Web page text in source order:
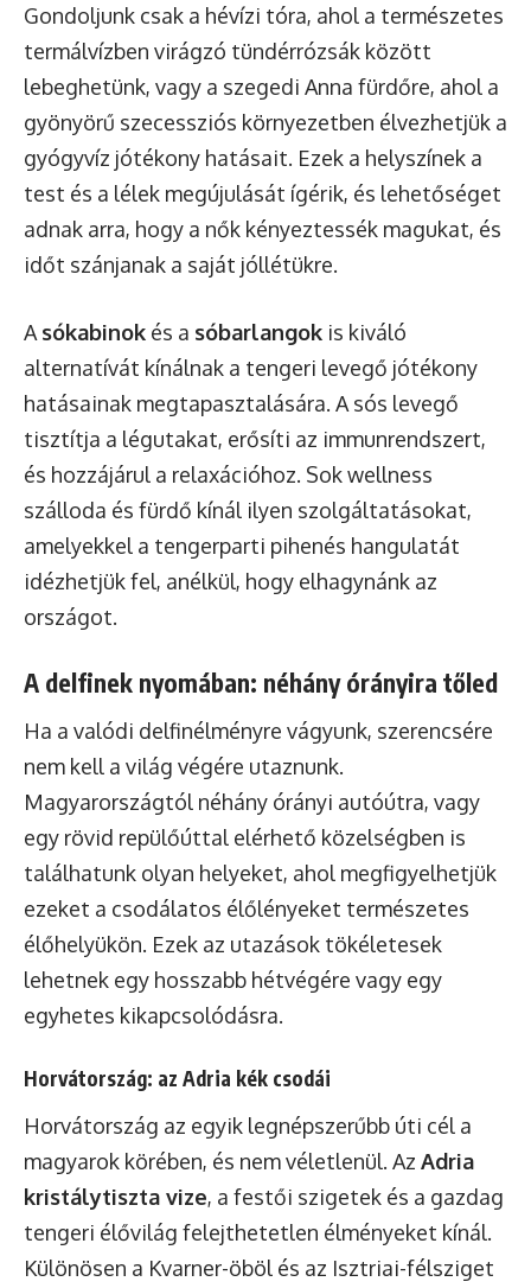
Gondoljunk csak a hévízi tóra, ahol a természetes
termálvízben virágzó tündérrózsák között
lebeghetünk, vagy a szegedi Anna fürdőre, ahol a
gyönyörű szecessziós környezetben élvezhetjük a
gyógyvíz jótékony hatásait. Ezek a helyszínek a
test és a lélek megújulását ígérik, és lehetőséget
adnak arra, hogy a nők kényeztessék magukat, és
időt szánjanak a saját jóllétükre.
A sókabinok és a sóbarlangok is kiváló
alternatívát kínálnak a tengeri levegő jótékony
hatásainak megtapasztalására. A sós levegő
tisztítja a légutakat, erősíti az immunrendszert,
és hozzájárul a relaxációhoz. Sok wellness
szálloda és fürdő kínál ilyen szolgáltatásokat,
amelyekkel a tengerparti pihenés hangulatát
idézhetjük fel, anélkül, hogy elhagynánk az
országot.
A delfinek nyomában: néhány órányira tőled
Ha a valódi delfinélményre vágyunk, szerencsére
nem kell a világ végére utaznunk.
Magyarországtól néhány órányi autóútra, vagy
egy rövid repülőúttal elérhető közelségben is
találhatunk olyan helyeket, ahol megfigyelhetjük
ezeket a csodálatos élőlényeket természetes
élőhelyükön. Ezek az utazások tökéletesek
lehetnek egy hosszabb hétvégére vagy egy
egyhetes kikapcsolódásra.
Horvátország: az Adria kék csodái
Horvátország az egyik legnépszerűbb úti cél a
magyarok körében, és nem véletlenül. Az Adria
kristálytiszta vize, a festői szigetek és a gazdag
tengeri élővilág felejthetetlen élményeket kínál.
Különösen a Kvarner-öböl és az Isztriai-félsziget